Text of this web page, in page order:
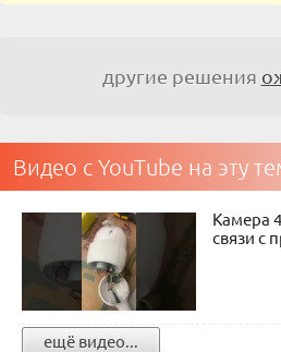
другие решения
Видео с YouTube на эту
Камера
связи с
ещё видео...